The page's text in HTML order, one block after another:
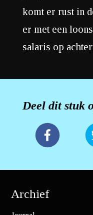
komt er rust in
er met een
salaris op
Deel dit stuk
Archief